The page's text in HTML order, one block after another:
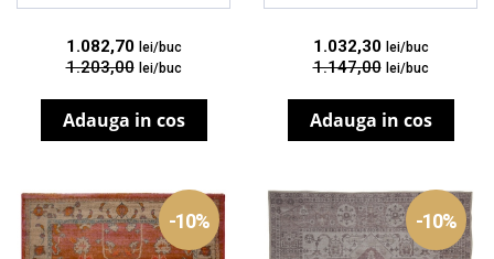
1.082,70 lei/buc
1.203,00 lei/buc
Adauga in cos
1.032,30 lei/buc
1.147,00 lei/buc
Adauga in cos
-10% -10%